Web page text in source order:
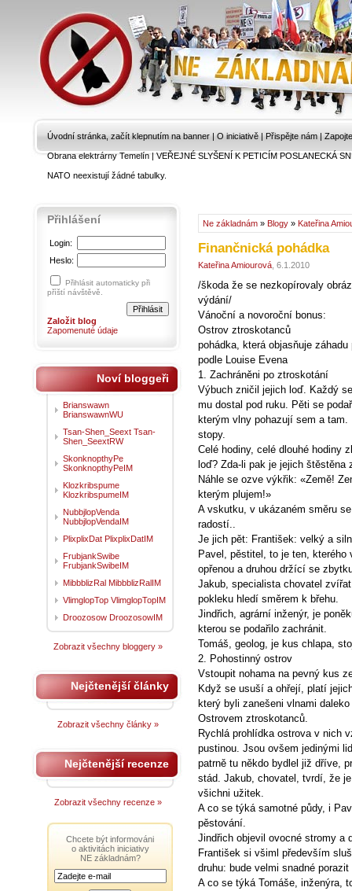
Úvodní stránka, začít klepnutím na banner | O iniciativě | Přispějte nám |
Obrana elektrárny Temelín|VEŘEJNÉ SLYŠENÍ K PETICÍM POSLANECKÁ
NATO neexistují žádné tabulky.
Ne základnám » Blogy » Kateřina
Finančnická pohádka
Kateřina Amiourová , 6.1.2010
/škoda že se nezkopírovaly
výdání/
Vánoční a novoroční bonus:
Ostrov ztroskotanců
pohádka, která objasňuje záhadu
podle Louise Evena
1. Zachráněni po ztroskotání
Výbuch zničil jejich loď. Každý
mu dostal pod ruku. Pěti se
kterým vlny pohazují sem a
stopy.
Celé hodiny, celé dlouhé hodiny
loď? Zda-li pak je jejich štěstěna
Náhle se ozve výkřik: «Země!
kterým plujem!»
A vskutku, v ukázaném směru
radostí..
Je jich pět: František: velký a
Pavel, pěstitel, to je ten,
opřenou a druhou držící se
Jakub, specialista chovatel
pokleku hledí směrem k břehu.
Jindřich, agrární inženýr, je
kterou se podařilo zachránit.
Tomáš, geolog, je kus chlapa,
2. Pohostinný ostrov
Vstoupit nohama na pevný kus
Když se usuší a ohřejí, platí
který byli zanešeni vlnami
Ostrovem ztroskotanců.
Rychlá prohlídka ostrova v nich
pustinou. Jsou ovšem jedinými
patrně tu někdo bydlel již dříve,
stád. Jakub, chovatel, tvrdí, že
všichni užitek.
A co se týká samotné půdy, i
pěstování.
Jindřich objevil ovocné stromy a
František si všiml především
druhu: bude velmi snadné
A co se týká Tomáše, inženýra,
Přihlášení
Login:
Heslo:
Přihlásit automaticky při
příští návštěvě.
Založit blog
Zapomenuté údaje
Noví bloggeři
Brianswawn
BrianswawnWU
Tsan-Shen_Seext Tsan-
Shen_SeextRW
SkonknopthyPe
SkonknopthyPeIM
Klozkribspume
KlozkribspumeIM
NubbjlopVenda
NubbjlopVendaIM
PlixplixDat PlixplixDatIM
FrubjankSwibe
FrubjankSwibeIM
MibbblizRal MibbblizRalIM
VlimglopTop VlimglopTopIM
Droozosow DroozosowIM
Zobrazit všechny bloggery »
Nejčtenější články
Zobrazit všechny články »
Nejčtenější recenze
Zobrazit všechny recenze »
Chcete být informováni
o aktivitách iniciativy
NE základnám?